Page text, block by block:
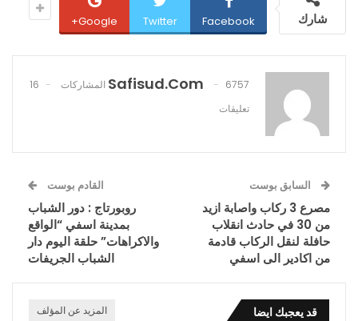
شارك Facebook
Twitter
Google+
Safisud.com 6757 المشاركات
16
تعليقات
السابق بوست
مصرع 3 ركاب واصابة ازيد
من 30 في حادث انقلاب
حافلة لنقل الركاب قادمة
من اكادير الى اسفي
القادم بوست
روبورتاج : دور الشباب
بمدينة اسفي “الواقع
والاكراهات” حلقة اليوم دار
الشباب الجريفات
قد يعجبك ايضا المزيد عن المؤلف